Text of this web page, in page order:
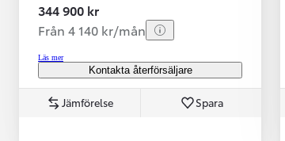
344 900 kr
Från 4 140 kr/mån
Läs mer
Kontakta återförsäljare
Jämförelse Spara